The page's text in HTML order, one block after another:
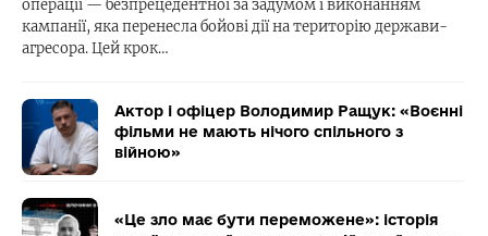
операції — безпрецедентної за задумом і виконанням
кампанії, яка перенесла бойові дії на територію держави-
агресора. Цей крок…
Актор і офіцер Володимир Ращук: «Воєнні
фільми не мають нічого спільного з
війною»
«Це зло має бути переможене»: історія